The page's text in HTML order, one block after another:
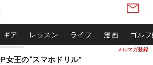
メルマガ登録
ギア レッスン ライフ 漫画 ゴル
女王の“スマホドリル”